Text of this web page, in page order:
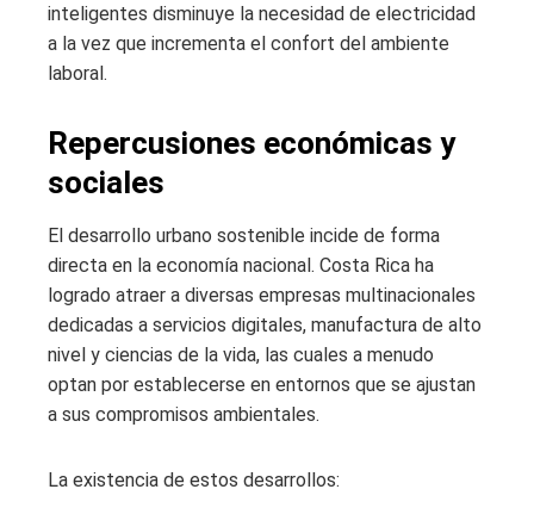
inteligentes disminuye la necesidad de electricidad
a la vez que incrementa el confort del ambiente
laboral.
Repercusiones económicas y
sociales
El desarrollo urbano sostenible incide de forma
directa en la economía nacional. Costa Rica ha
logrado atraer a diversas empresas multinacionales
dedicadas a servicios digitales, manufactura de alto
nivel y ciencias de la vida, las cuales a menudo
optan por establecerse en entornos que se ajustan
a sus compromisos ambientales.
La existencia de estos desarrollos: